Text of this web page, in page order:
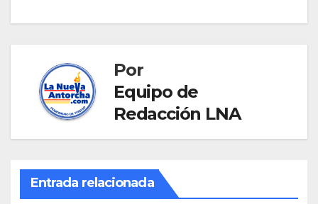
Por
Equipo de
Redacción LNA
Entrada relacionada